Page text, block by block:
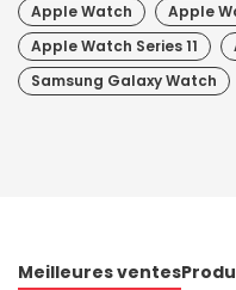
Apple Watch Apple
Apple Watch Series 11
Samsung Galaxy Watch
Meilleures ventes